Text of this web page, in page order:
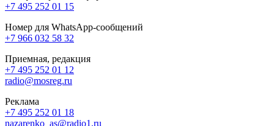
+7 495 252 01 15
Номер для WhatsApp-сообщений
+7 966 032 58 32
Приемная, редакция
+7 495 252 01 12
radio@mosreg.ru
Реклама
+7 495 252 01 18
nazarenko_as@radio1.ru